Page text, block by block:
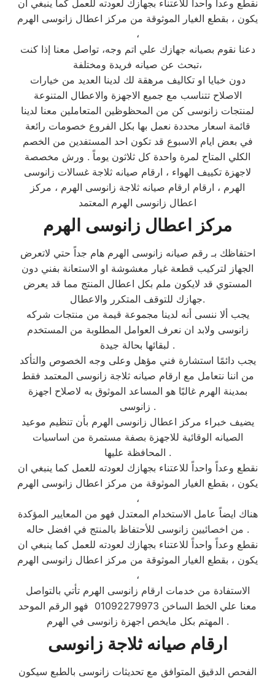
نقطع وعداً واحداً للاعتناء بجهازك لعودته للعمل كما ينبغي ان
يكون ، بقطع الغيار الموثوقة من مركز اعطال زانوسى الهرم
،
دعنا نقوم بصيانه جهازك علي اتم وجه، تواصل معنا إذا كنت
تبحث عن صيانه فريدة ومختلفة،
دون خبايا او تكاليف مرهقة لك لدينا العديد من خيارات
الاصلاح تتناسب مع جميع الاجهزة والاعطال المتنوعة
لمنتجات زانوسى كن من المحظوظين المتعاملين معنا لدينا
قائمة اسعار محددة نعمل بها بكل الفروع خصومات رائعة
في بعض ايام الاسبوع قد تكون احد المستفدين من الخصم
الكلي المتاح لمرة واحدة كل ثلاثون يوماً . ورش مخصصة
لاجهزة تكييف الهواء ، ارقام صيانه ثلاجة غسالات زانوسى
الهرم ، ارقام ارقام صيانه ثلاجة زانوسى الهرم ، مركز
اعطال زانوسى الهرم المعتمد
مركز اعطال زانوسى الهرم
احتفاظك بـ رقم صيانه زانوسى الهرم هام جداً حتي لاتعرض
الجهاز لتركيب قطعة غيار مغشوشة او الاستعانة بفني دون
المستوي قد لايكون ملم بكل اعطال المنتج مما قد يعرض
جهازك للتوقف المتكرر والاعطال.
يجب ألا ننسى أنه لدينا مجموعة قيمة من منتجات شركه
زانوسى ولابد ان نعرف العوامل المطلوبة من المستخدم
لبقائها بحالة جيدة .
يجب دائمًا استشارة فني مؤهل وعلى وجه الخصوص والتأكد
من اننا نتعامل مع ارقام صيانه ثلاجة زانوسى المعتمد فقط
بمدينة الهرم غالبًا هو المساعد الموثوق به لاصلاح اجهزة
زانوسى .
يضيف خبراء مركز اعطال زانوسى الهرم بأن تنظيم موعيد
الصيانه الوقائية للاجهزة بصفة مستمرة من اساسيات
المحافظة عليها .
نقطع وعداً واحداً للاعتناء بجهازك لعودته للعمل كما ينبغي ان
يكون ، بقطع الغيار الموثوقة من مركز اعطال زانوسى الهرم
،
هناك ايضاً عامل الاستخدام المعتدل فهو من المعايير المؤكدة
من اخصائيين زانوسى للأحتفاظ بالمنتج في افضل حاله .
نقطع وعداً واحداً للاعتناء بجهازك لعودته للعمل كما ينبغي ان
يكون ، بقطع الغيار الموثوقة من مركز اعطال زانوسى الهرم
،
الاستفادة من خدمات ارقام زانوسى الهرم تأتي بالتواصل
معنا علي الخط الساخن 01092279973 فهو الرقم الموحد
المهتم بكل مايخص اجهزة زانوسى في الهرم .
ارقام صيانه ثلاجة زانوسى
الفحص الدقيق المتوافق مع تحديثات زانوسى بالطبع سيكون